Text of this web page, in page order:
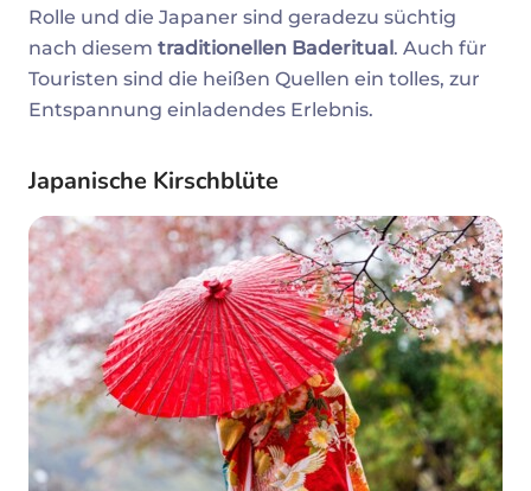
Rolle und die Japaner sind geradezu süchtig
nach diesem traditionellen Baderitual. Auch für
Touristen sind die heißen Quellen ein tolles, zur
Entspannung einladendes Erlebnis.
Japanische Kirschblüte